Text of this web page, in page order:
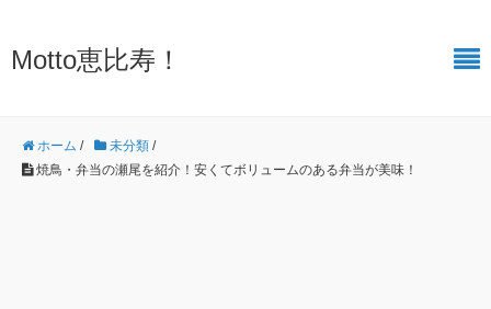
Motto恵比寿！
ホーム / 未分類 /
焼鳥・弁当の瀬尾を紹介！安くてボリュームのある弁当が美味！